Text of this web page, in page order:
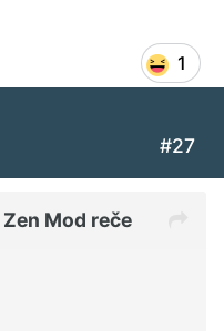
1
#27
Zen Mod reče